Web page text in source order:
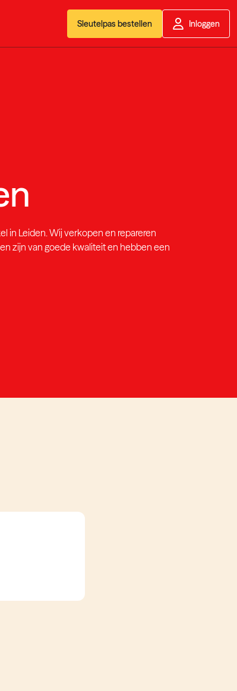
Sleutelpas bestellen Inloggen
in Leiden. Wij verkopen en repareren
zijn van goede kwaliteit en hebben een